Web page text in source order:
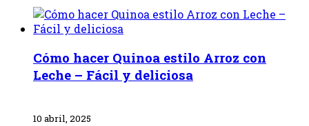
Cómo hacer Quinoa estilo Arroz con
Leche – Fácil y deliciosa
10 abril, 2025